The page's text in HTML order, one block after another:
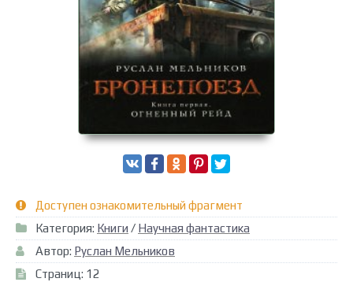
Доступен ознакомительный фрагмент
Категория: Книги / Научная фантастика
Автор: Руслан Мельников
Страниц: 12